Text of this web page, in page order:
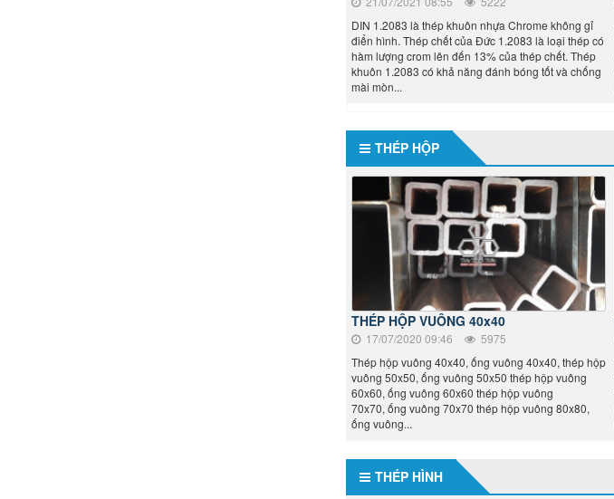
DIN 1.2083 là thép khuôn nhựa Chrome không gỉ
điển hình. Thép chết của Đức 1.2083 là loại thép có
hàm lượng crom lên đến 13% của thép chết. Thép
khuôn 1.2083 có khả năng đánh bóng tốt và chống
mài mòn...
THÉP HỘP
THÉP HỘP VUÔNG 40x40
17/07/2020 09:46
5975
Thép hộp vuông 40x40, ống vuông 40x40, thép hộp
vuông 50x50, ống vuông 50x50 thép hộp vuông
60x60, ống vuông 60x60 thép hộp vuông
70x70, ống vuông 70x70 thép hộp vuông 80x80,
ống vuông...
THÉP HÌNH